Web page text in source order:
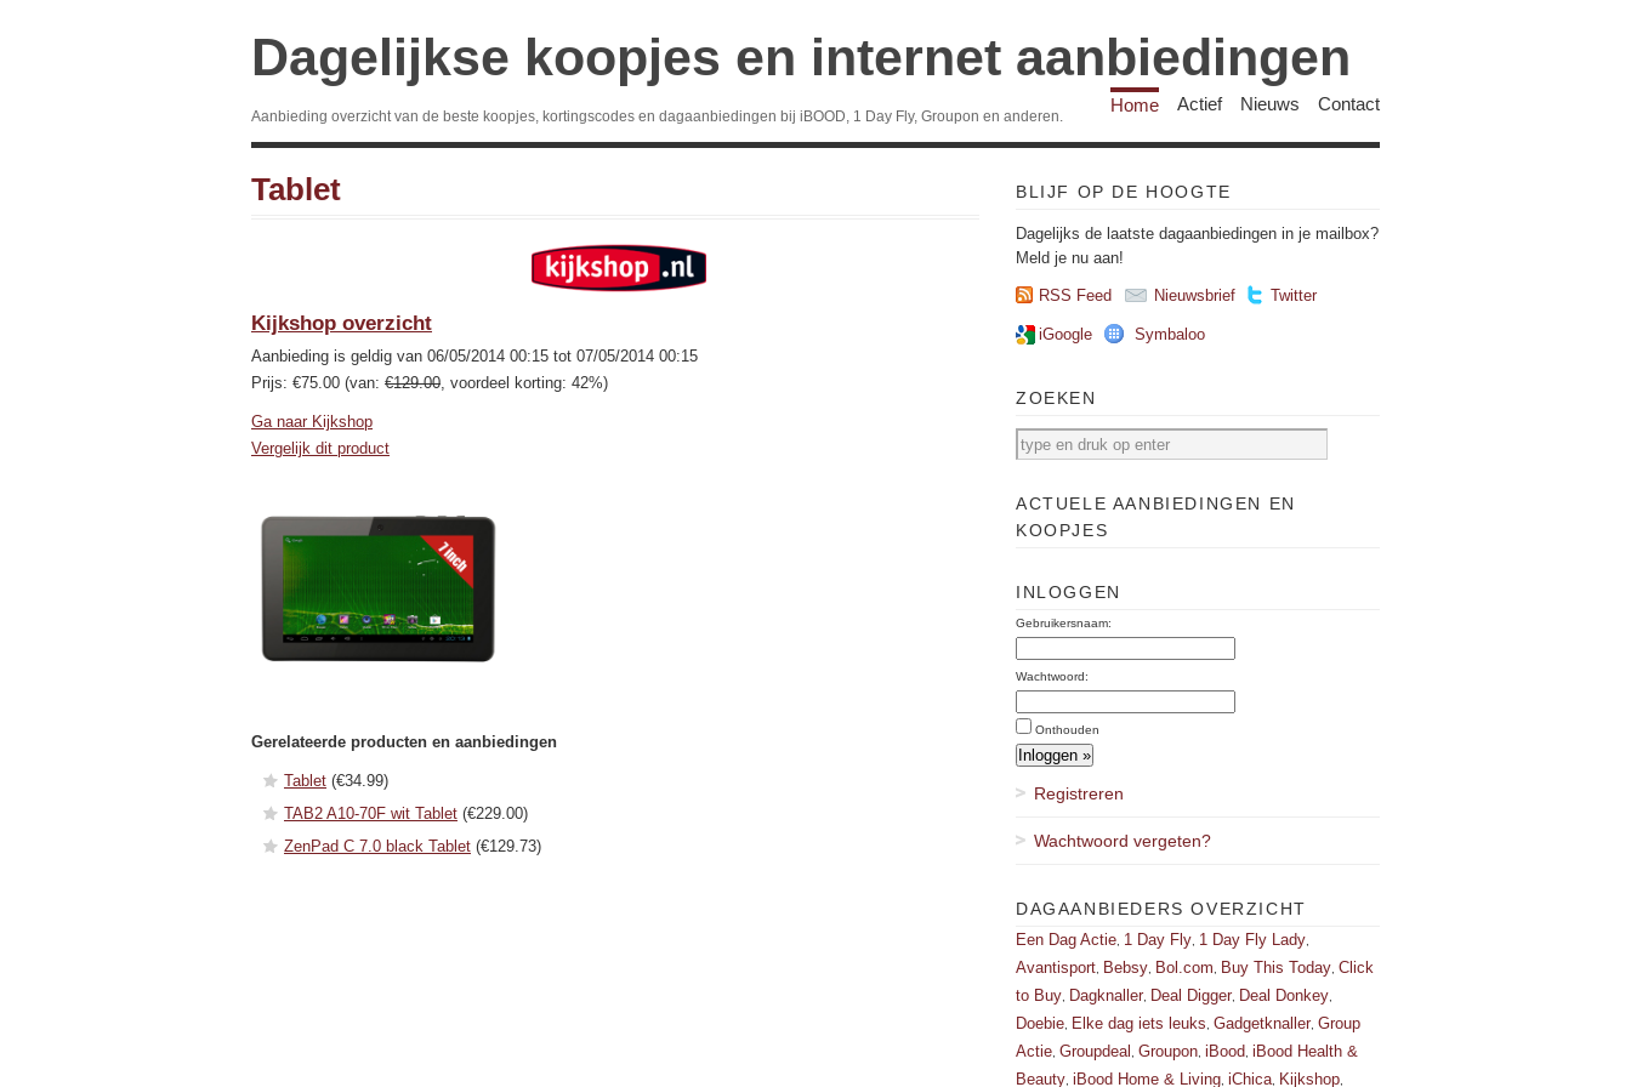
Dagelijkse koopjes en internet aanbiedingen
Aanbieding overzicht van de beste koopjes, kortingscodes en dagaanbiedingen bij iBOOD, 1 Day Fly, Groupon en anderen.
Home Actief Nieuws Contact
Tablet
Kijkshop overzicht
Aanbieding is geldig van 06/05/2014 00:15 tot 07/05/2014 00:15
Prijs: €75.00 (van: €129.00, voordeel korting: 42%)
Ga naar Kijkshop
Vergelijk dit product
Gerelateerde producten en aanbiedingen
Tablet (€34.99)
TAB2 A10-70F wit Tablet (€229.00)
ZenPad C 7.0 black Tablet (€129.73)
BLIJF OP DE HOOGTE
Dagelijks de laatste dagaanbiedingen in je mailbox?
Meld je nu aan!
RSS Feed Nieuwsbrief Twitter
iGoogle Symbaloo
ZOEKEN
ACTUELE AANBIEDINGEN EN
KOOPJES
INLOGGEN
Gebruikersnaam:
Wachtwoord:
Onthouden
Registreren
Wachtwoord vergeten?
DAGAANBIEDERS OVERZICHT
Een Dag Actie 1 Day Fly 1 Day Fly Lady
Avantisport Bebsy Bol.com Buy This Today Click
to Buy Dagknaller Deal Digger Deal Donkey
Doebie Elke dag iets leuks Gadgetknaller Group
Actie Groupdeal Groupon iBood iBood Health &
Beauty iBood Home & Living iChica Kijkshop